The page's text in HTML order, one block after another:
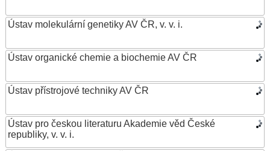
Ústav molekulární genetiky AV ČR, v. v. i.
Ústav organické chemie a biochemie AV ČR
Ústav přístrojové techniky AV ČR
Ústav pro českou literaturu Akademie věd České
republiky, v. v. i.